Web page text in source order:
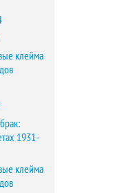
клейма
1931-
клейма